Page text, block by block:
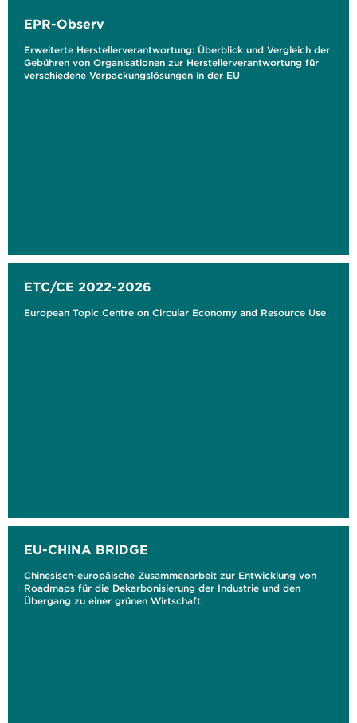
EPR-Observ
Erweiterte Herstellerverantwortung: Überblick und Vergleich der
Gebühren von Organisationen zur Herstellerverantwortung für
verschiedene Verpackungslösungen in der EU
ETC/CE 2022-2026
European Topic Centre on Circular Economy and Resource Use
EU-CHINA BRIDGE
Chinesisch-europäische Zusammenarbeit zur Entwicklung von
Roadmaps für die Dekarbonisierung der Industrie und den
Übergang zu einer grünen Wirtschaft